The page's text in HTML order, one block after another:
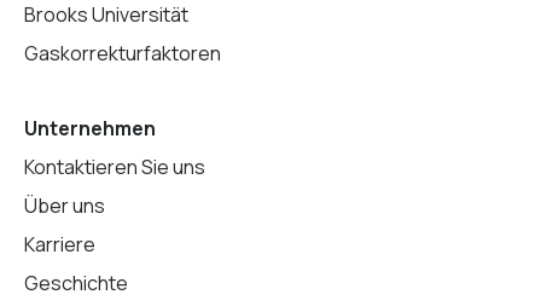
Brooks Universität
Gaskorrekturfaktoren
Unternehmen
Kontaktieren Sie uns
Über uns
Karriere
Geschichte